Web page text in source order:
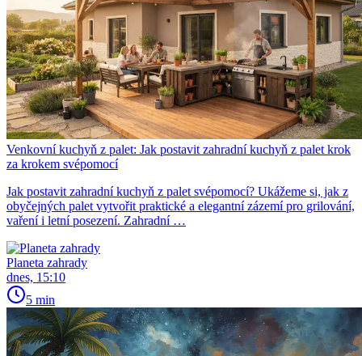
Venkovní kuchyň z palet: Jak postavit zahradní kuchyň z palet krok
za krokem svépomocí
Jak postavit zahradní kuchyň z palet svépomocí? Ukážeme si, jak z
obyčejných palet vytvořit praktické a elegantní zázemí pro grilování,
vaření i letní posezení. Zahradní …
Planeta zahrady
dnes, 15:10
5 min